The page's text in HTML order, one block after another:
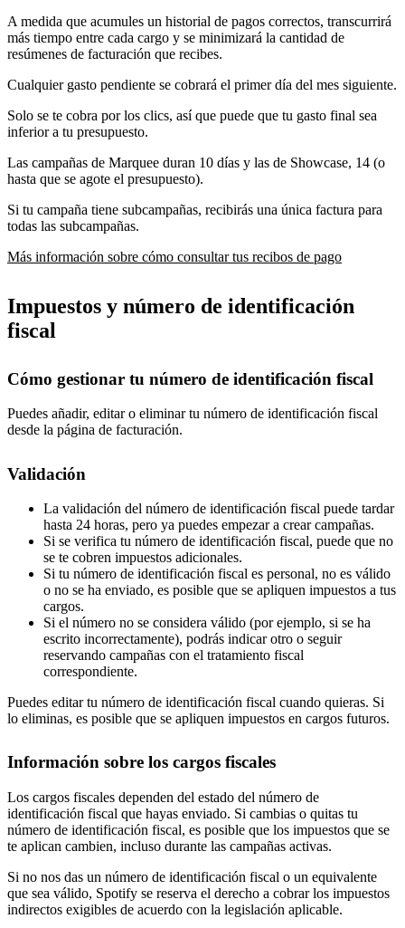
A medida que acumules un historial de pagos correctos, transcurrirá
más tiempo entre cada cargo y se minimizará la cantidad de
resúmenes de facturación que recibes.
Cualquier gasto pendiente se cobrará el primer día del mes siguiente.
Solo se te cobra por los clics, así que puede que tu gasto final sea
inferior a tu presupuesto.
Las campañas de Marquee duran 10 días y las de Showcase, 14 (o
hasta que se agote el presupuesto).
Si tu campaña tiene subcampañas, recibirás una única factura para
todas las subcampañas.
Más información sobre cómo consultar tus recibos de pago
Impuestos y número de identificación
fiscal
Cómo gestionar tu número de identificación fiscal
Puedes añadir, editar o eliminar tu número de identificación fiscal
desde la página de facturación.
Validación
La validación del número de identificación fiscal puede tardar
hasta 24 horas, pero ya puedes empezar a crear campañas.
Si se verifica tu número de identificación fiscal, puede que no
se te cobren impuestos adicionales.
Si tu número de identificación fiscal es personal, no es válido
o no se ha enviado, es posible que se apliquen impuestos a tus
cargos.
Si el número no se considera válido (por ejemplo, si se ha
escrito incorrectamente), podrás indicar otro o seguir
reservando campañas con el tratamiento fiscal
correspondiente.
Puedes editar tu número de identificación fiscal cuando quieras. Si
lo eliminas, es posible que se apliquen impuestos en cargos futuros.
Información sobre los cargos fiscales
Los cargos fiscales dependen del estado del número de
identificación fiscal que hayas enviado. Si cambias o quitas tu
número de identificación fiscal, es posible que los impuestos que se
te aplican cambien, incluso durante las campañas activas.
Si no nos das un número de identificación fiscal o un equivalente
que sea válido, Spotify se reserva el derecho a cobrar los impuestos
indirectos exigibles de acuerdo con la legislación aplicable.